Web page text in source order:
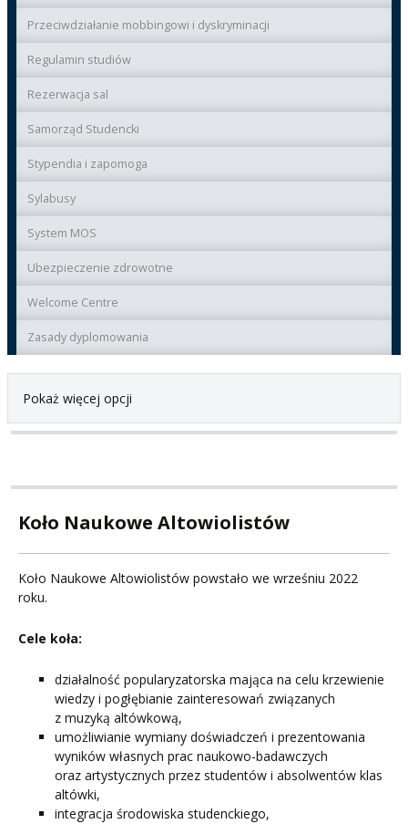
Przeciwdziałanie mobbingowi i dyskryminacji
Regulamin studiów
Rezerwacja sal
Samorząd Studencki
Stypendia i zapomoga
Sylabusy
System MOS
Ubezpieczenie zdrowotne
Welcome Centre
Zasady dyplomowania
Pokaż więcej opcji
Koło Naukowe Altowiolistów
Koło Naukowe Altowiolistów powstało we wrześniu 2022
roku.
Cele koła:
działalność popularyzatorska mająca na celu krzewienie
wiedzy i pogłębianie zainteresowań związanych
z muzyką altówkową,
umożliwianie wymiany doświadczeń i prezentowania
wyników własnych prac naukowo-badawczych
oraz artystycznych przez studentów i absolwentów klas
altówki,
integracja środowiska studenckiego,